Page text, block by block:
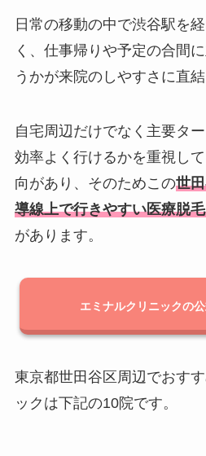
日常の移動の中で渋谷駅を
く、仕事帰りや予定の合間
うかが来院のしやすさに直結
自宅周辺だけでなく主要タ
効率よく行けるかを重視し
向があり、そのためこの世
導線上で行きやすい医療脱
があります。
エミナルクリニックの
東京都世田谷区周辺でおす
ックは下記の10院です。